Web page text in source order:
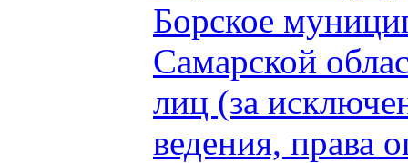
Борское
Самарской
лиц (за
ведения, права